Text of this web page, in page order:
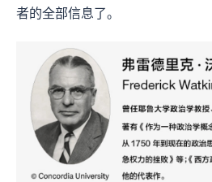
者的全部信息了。